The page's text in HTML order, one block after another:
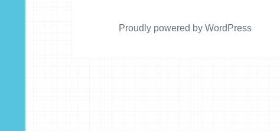
Proudly powered by WordPress